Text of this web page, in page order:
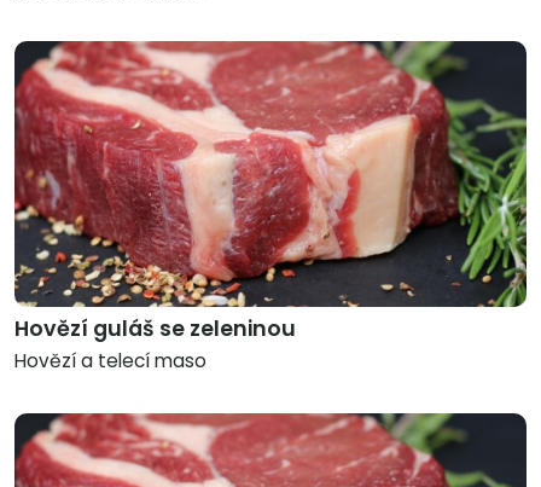
Hovězí guláš se zeleninou
Hovězí a telecí maso